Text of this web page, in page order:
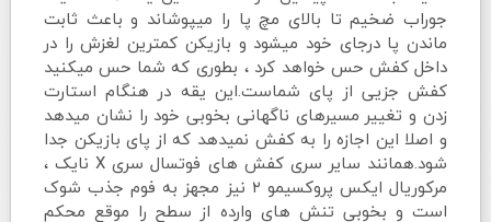
جوراب ضخیم تا بالای مچ پا را میپوشاند و باعث ثابت
ماندن پا درجای خود میشود و بازیکن کمترین لغزش را در
داخل کفش حس خواهد کرد ، بطوری که شما حس میکنید
کفش جزیی از پای شماست.این یقه در هنگام استارت
زدن و تغییر مسیرهای ناگهانی بخوبی خود را نشان میدهد
و اصلا این اجازه را به کفش نمیدهد که از پای بازیکن جدا
شود.همانند سایر سری کفش های فوتسال سری X نایک ،
مرکوریال ایکس پروکسیمو ۲ نیز مجهز به فوم جذب شوک
است و بخوبی تنش های وارده از سطح را موقع محکم